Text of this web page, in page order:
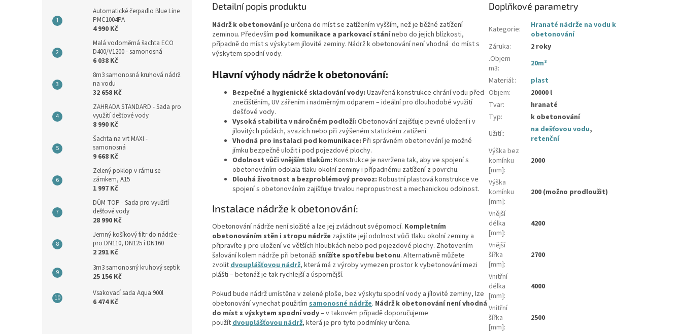
Automatické čerpadlo Blue Line
PMC1004PA
4 990 Kč
Malá vodoměrná šachta ECO
D400/V1200 - samonosná
6 038 Kč
8m3 samonosná kruhová nádrž
na vodu
32 658 Kč
ZAHRADA STANDARD - Sada pro
využití dešťové vody
8 990 Kč
Šachta na vrt MAXI -
samonosná
9 668 Kč
Zelený poklop v rámu se
zámkem, A15
1 997 Kč
DŮM TOP - Sada pro využití
dešťové vody
28 990 Kč
Jemný košíkový filtr do nádrže -
pro DN110, DN125 i DN160
2 291 Kč
3m3 samonosný kruhový septik
25 156 Kč
Vsakovací sada Aqua 900l
6 474 Kč
Detailní popis produktu
Nádrž k obetonováníje určena do míst se zatížením vyšším, než je běžné zatížení
zeminou. Především pod komunikace a parkovací stánínebo do jejich blízkosti,
případně do míst s výskytem jílovité zeminy. Nádrž k obetonování není vhodná do míst s
výskytem spodní vody.
Hlavní výhody nádrže k obetonování:
Bezpečné a hygienické skladování vody: Uzavřená konstrukce chrání vodu před
znečištěním, UV zářením i nadměrným odparem – ideální pro dlouhodobé využití
dešťové vody.
Vysoká stabilita v náročném podloží: Obetonování zajišťuje pevné uložení i v
jílovitých půdách, svazích nebo při zvýšeném statickém zatížení
Vhodná pro instalaci pod komunikace: Při správném obetonování je možné
jímku bezpečně uložit i pod pojezdové plochy.
Odolnost vůči vnějším tlakům: Konstrukce je navržena tak, aby ve spojení s
obetonováním odolala tlaku okolní zeminy i případnému zatížení z povrchu.
Dlouhá životnost a bezproblémový provoz: Robustní plastová konstrukce ve
spojení s obetonováním zajišťuje trvalou nepropustnost a mechanickou odolnost.
Instalace nádrže k obetonování:
Obetonování nádrže není složité a lze jej zvládnout svépomocí. Kompletním
obetonováním stěn i stropu nádrže zajistíte její odolnost vůči tlaku okolní zeminy a
připravíte ji pro uložení ve větších hloubkách nebo pod pojezdové plochy. Zhotovením
šalování kolem nádrže při betonáži snížíte spotřebu betonu. Alternativně můžete
zvolitdvouplášťovou nádrž, která má z výroby vymezen prostor k vybetonování mezi
plášti – betonáž je tak rychlejší a úspornější.
Pokud bude nádrž umístěna v zelené ploše, bez výskytu spodní vody a jílovité zeminy, lze
obetonování vynechat použitím samonosné nádrže. Nádrž k obetonování není vhodná
do míst s výskytem spodní vody– v takovém případě doporučujeme
použítdvouplášťovou nádrž, která je pro tyto podmínky určena.
Doplňkové parametry
Kategorie:
Hranaté nádrže na vodu k
obetonování
Záruka:
2 roky
.Objem
m3:
20m³
Materiál::
plast
Objem:
20000 l
Tvar:
hranaté
Typ:
k obetonování
Užití:: na dešťovou vodu,
retenční
Výška bez
komínku
[mm]:
2000
Výška
komínku
[mm]:
200 (možno prodloužit)
Vnější
délka
[mm]:
4200
Vnější
šířka
[mm]:
2700
Vnitřní
délka
[mm]:
4000
Vnitřní
šířka
[mm]:
2500